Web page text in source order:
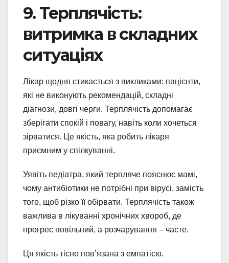
9. Терплячість:
витримка в складних
ситуаціях
Лікар щодня стикається з викликами: пацієнти,
які не виконують рекомендацій, складні
діагнози, довгі черги. Терплячість допомагає
зберігати спокій і повагу, навіть коли хочеться
зірватися. Це якість, яка робить лікаря
приємним у спілкуванні.
Уявіть педіатра, який терпляче пояснює мамі,
чому антибіотики не потрібні при вірусі, замість
того, щоб різко її обірвати. Терплячість також
важлива в лікуванні хронічних хвороб, де
прогрес повільний, а розчарування – часте.
Ця якість тісно пов’язана з емпатією.